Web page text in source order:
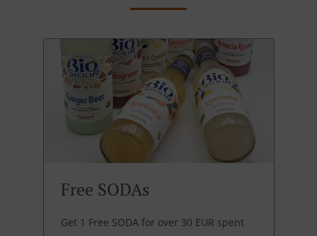
Free SODAs
Get 1 Free SODA for over 30 EUR spent